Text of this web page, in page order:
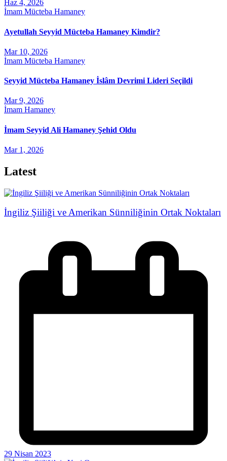
Haz 4, 2026
İmam Mücteba Hamaney
Ayetullah Seyyid Mücteba Hamaney Kimdir?
Mar 10, 2026
İmam Mücteba Hamaney
Seyyid Mücteba Hamaney İslâm Devrimi Lideri Seçildi
Mar 9, 2026
İmam Hamaney
İmam Seyyid Ali Hamaney Şehid Oldu
Mar 1, 2026
Latest
İngiliz Şiiliği ve Amerikan Sünniliğinin Ortak Noktaları
29 Nisan 2023